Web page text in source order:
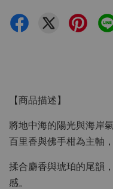
【商品描述】
將地中海的陽光與海岸
百里香與佛手柑為主軸，
揉合麝香與琥珀的尾韻
感。